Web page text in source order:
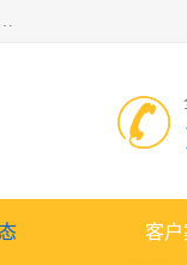
产品：特种门，快速门，医用门，提升门，钢木门，智能道闸，钢大门，平移门，卷帘门，保温门，钢制自由门，防火门等，欢迎前来咨询采购。
客户